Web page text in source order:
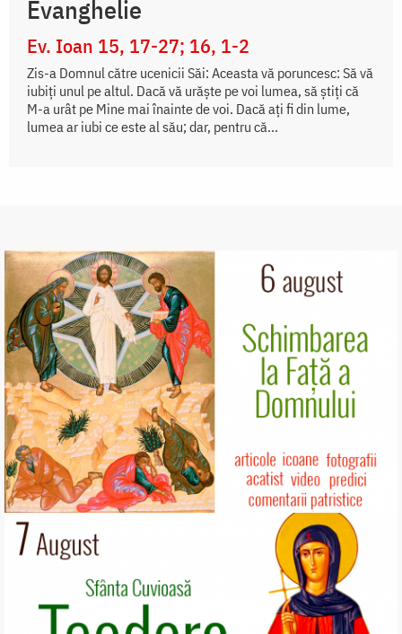
Evanghelie
Ev. Ioan 15, 17-27; 16, 1-2
Zis-a Domnul către ucenicii Săi: Aceasta vă poruncesc: Să vă
iubiți unul pe altul. Dacă vă urăște pe voi lumea, să știți că
M-a urât pe Mine mai înainte de voi. Dacă ați fi din lume,
lumea ar iubi ce este al său; dar, pentru că...